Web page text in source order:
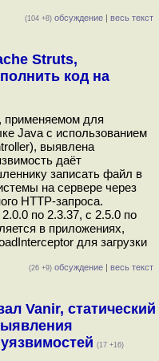
(104 +8) обсуждение | весь текст
Struts,
код на
применяемом для
Java с использованием
выявлена
даёт
записать файл в
на сервере через
HTTP-запроса.
по 2.3.37, c 2.5.0 по
в приложениях,
для загрузки
(26 +9) обсуждение | весь текст
Vanir, статический
(17 +16)